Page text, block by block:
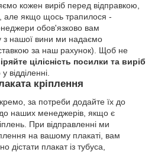
кожен виріб перед відправкою,
але якщо щось трапилося -
обов'язково вам
з нашої вини ми надаємо
за наш рахунок). Щоб не
цілісність посилки та виріб
відділенні.
кріплення
за потреби додайте їх до
наших менеджерів, якщо є
При відправленні ми
на вашому плакаті, вам
дістати плакат із тубуса,